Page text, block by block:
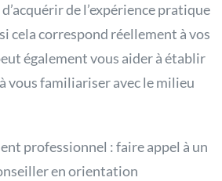
de l’expérience pratique
cela correspond réellement à vos
également vous aider à établir
vous familiariser avec le milieu
professionnel : faire appel à un
en orientation